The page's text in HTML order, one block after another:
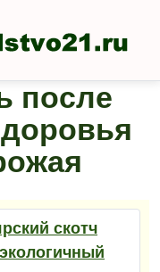
после
скотч